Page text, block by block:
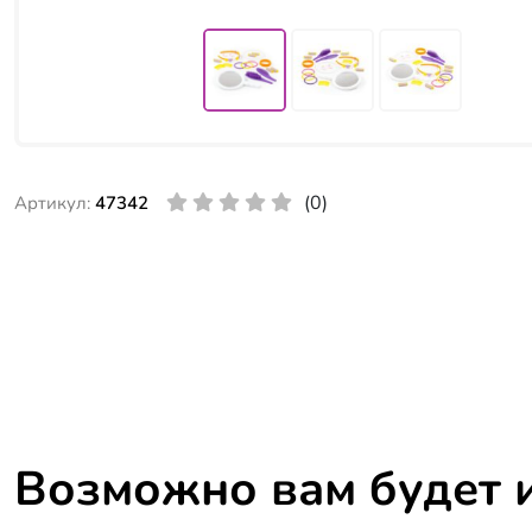
Артикул: 47342 (0)
Возможно вам будет